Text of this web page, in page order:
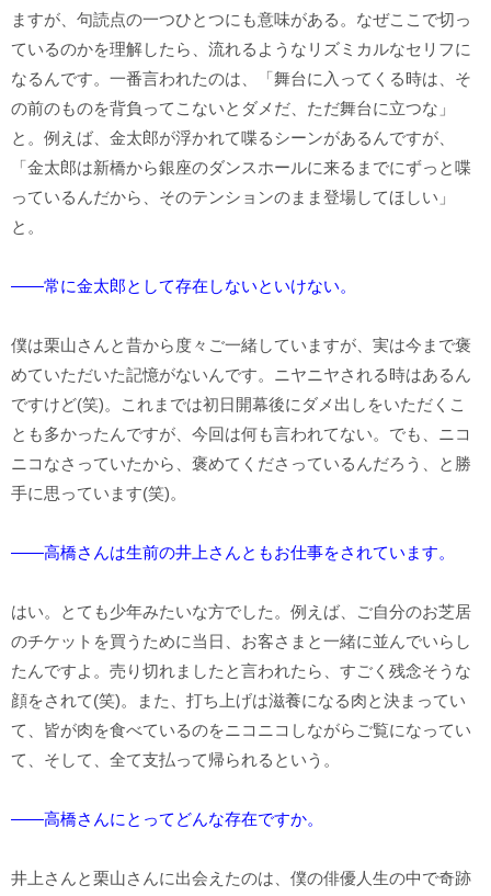
ますが、句読点の一つひとつにも意味がある。なぜここで切っ
ているのかを理解したら、流れるようなリズミカルなセリフに
なるんです。一番言われたのは、「舞台に入ってくる時は、そ
の前のものを背負ってこないとダメだ、ただ舞台に立つな」
と。例えば、金太郎が浮かれて喋るシーンがあるんですが、
「金太郎は新橋から銀座のダンスホールに来るまでにずっと喋
っているんだから、そのテンションのまま登場してほしい」
と。
――常に金太郎として存在しないといけない。
僕は栗山さんと昔から度々ご一緒していますが、実は今まで褒
めていただいた記憶がないんです。ニヤニヤされる時はあるん
ですけど(笑)。これまでは初日開幕後にダメ出しをいただくこ
とも多かったんですが、今回は何も言われてない。でも、ニコ
ニコなさっていたから、褒めてくださっているんだろう、と勝
手に思っています(笑)。
――高橋さんは生前の井上さんともお仕事をされています。
はい。とても少年みたいな方でした。例えば、ご自分のお芝居
のチケットを買うために当日、お客さまと一緒に並んでいらし
たんですよ。売り切れましたと言われたら、すごく残念そうな
顔をされて(笑)。また、打ち上げは滋養になる肉と決まってい
て、皆が肉を食べているのをニコニコしながらご覧になってい
て、そして、全て支払って帰られるという。
――高橋さんにとってどんな存在ですか。
井上さんと栗山さんに出会えたのは、僕の俳優人生の中で奇跡